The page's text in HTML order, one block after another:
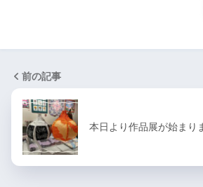
前の記事
本日より作品展が始まり